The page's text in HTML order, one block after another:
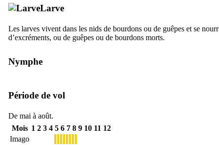
Larve
Les larves vivent dans les nids de bourdons ou de guêpes et se
d’excréments, ou de guêpes ou de bourdons morts.
Nymphe
Période de vol
De mai à août.
Mois 1 2 3 4 5 6 7 8 9 10 11 12
Imago